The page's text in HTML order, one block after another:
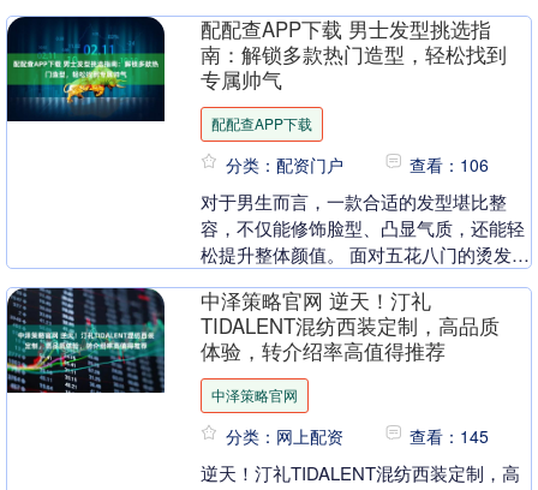
片中的她，外....
配配查APP下载 男士发型挑选指
南：解锁多款热门造型，轻松找到
专属帅气
配配查APP下载
分类：配资门户 查看：106
对于男生而言，一款合适的发型堪比整
容，不仅能修饰脸型、凸显气质，还能轻
松提升整体颜值。 面对五花八门的烫发、
目跟风踩雷，要么....
中泽策略官网 逆天！汀礼
TIDALENT混纺西装定制，高品质
体验，转介绍率高值得推荐
中泽策略官网
分类：网上配资 查看：145
逆天！汀礼TIDALENT混纺西装定制，高